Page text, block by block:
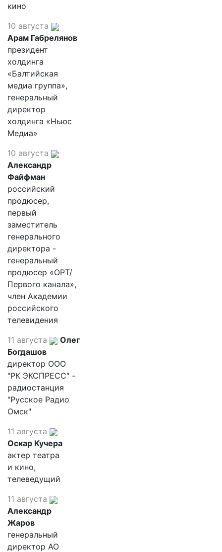
кино
10 августа
Арам Габрелянов
президент
холдинга
«Балтийская
медиа группа»,
генеральный
директор
холдинга «Ньюс
Медиа»
10 августа
Александр
Файфман
российский
продюсер,
первый
заместитель
генерального
директора -
генеральный
продюсер «ОРТ/
Первого канала»,
член Академии
российского
телевидения
11 августа
Олег
Богдашов
директор ООО
"РК ЭКСПРЕСС" -
радиостанция
"Русское Радио
Омск"
11 августа
Оскар Кучера
актер театра
и кино,
телеведущий
11 августа
Александр
Жаров
генеральный
директор АО